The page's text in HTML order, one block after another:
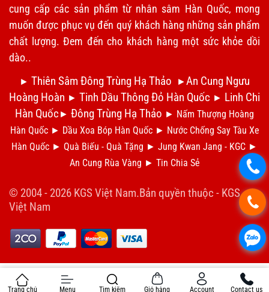
cung cấp các sản phẩm từ nhân sâm Hàn Quốc, mong
muốn được phục vụ đến quý khách hàng những sản phẩm
chất lượng. Đem đến cho khách hàng một sức khỏe dồi
dào..
.
.
.
► Thiên Sâm Đông Trùng Hạ Thảo ►An Cung Ngưu
Hoàng Hoàn ► Tinh Dầu Thông Đỏ Hàn Quốc ► Linh Chi
Hàn Quốc ► Đông Trùng Hạ Thảo ► Nấm Thượng Hoàng
Hàn Quốc ► Dầu Xoa Bóp Hàn Quốc ► Nước Chống Say Tàu Xe
Hàn Quốc ► Quà Biếu - Quà Tặng ► Jung Kwan Jang - KGC ►
An Cung Rùa Vàng ► Tin Chia Sẻ
© 2004 - 2026 KGS Việt Nam.Bản quyền thuộc - KGS
Việt Nam
Trang chủ Menu Tìm kiếm Giỏ hàng Account Contact us